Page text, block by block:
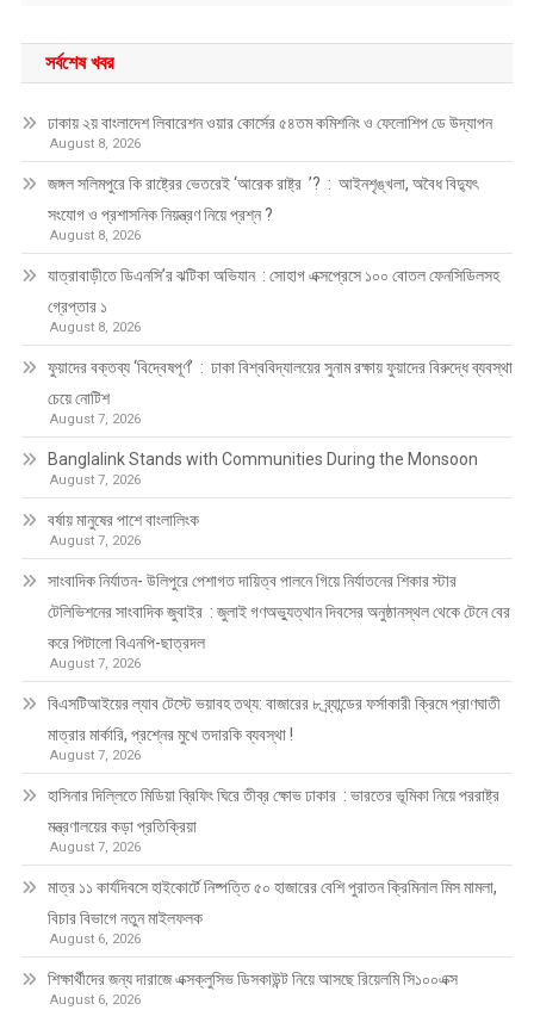
সর্বশেষ খবর
ঢাকায় ২য় বাংলাদেশ লিবারেশন ওয়ার কোর্সের ৫৪তম কমিশনিং ও ফেলোশিপ ডে উদ্‌যাপন
August 8, 2026
জঙ্গল সলিমপুরে কি রাষ্ট্রের ভেতরেই ‘আরেক রাষ্ট্র ’? : আইনশৃঙ্খলা, অবৈধ বিদ্যুৎ
সংযোগ ও প্রশাসনিক নিয়ন্ত্রণ নিয়ে প্রশ্ন ?
August 8, 2026
যাত্রাবাড়ীতে ডিএনসি’র ঝটিকা অভিযান : সোহাগ এক্সপ্রেসে ১০০ বোতল ফেনসিডিলসহ
গ্রেপ্তার ১
August 8, 2026
ফুয়াদের বক্তব্য ‘বিদ্বেষপূর্ণ’ : ঢাকা বিশ্ববিদ্যালয়ের সুনাম রক্ষায় ফুয়াদের বিরুদ্ধে ব্যবস্থা
চেয়ে নোটিশ
August 7, 2026
Banglalink Stands with Communities During the Monsoon
August 7, 2026
বর্ষায় মানুষের পাশে বাংলালিংক
August 7, 2026
সাংবাদিক নির্যাতন- উলিপুরে পেশাগত দায়িত্ব পালনে গিয়ে নির্যাতনের শিকার স্টার
টেলিভিশনের সাংবাদিক জুবাইর : জুলাই গণঅভ্যুত্থান দিবসের অনুষ্ঠানস্থল থেকে টেনে বের
করে পিটালো বিএনপি-ছাত্রদল
August 7, 2026
বিএসটিআইয়ের ল্যাব টেস্টে ভয়াবহ তথ্য: বাজারের ৮ ব্র্যান্ডের ফর্সাকারী ক্রিমে প্রাণঘাতী
মাত্রার মার্কারি, প্রশ্নের মুখে তদারকি ব্যবস্থা !
August 7, 2026
হাসিনার দিল্লিতে মিডিয়া ব্রিফিং ঘিরে তীব্র ক্ষোভ ঢাকার : ভারতের ভূমিকা নিয়ে পররাষ্ট্র
মন্ত্রণালয়ের কড়া প্রতিক্রিয়া
August 7, 2026
মাত্র ১১ কার্যদিবসে হাইকোর্টে নিষ্পত্তি ৫০ হাজারের বেশি পুরাতন ক্রিমিনাল মিস মামলা,
বিচার বিভাগে নতুন মাইলফলক
August 6, 2026
শিক্ষার্থীদের জন্য দারাজে এক্সক্লুসিভ ডিসকাউন্ট নিয়ে আসছে রিয়েলমি সি১০০এক্স
August 6, 2026